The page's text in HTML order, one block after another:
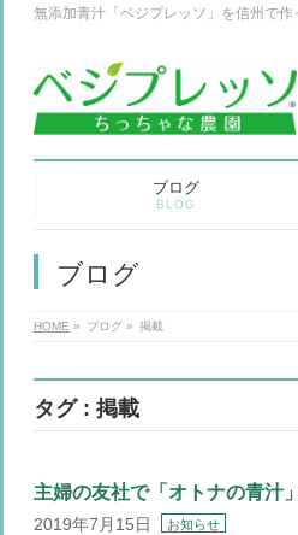
無添加青汁「ベジプレッソ」を信州で
ブログ
BLOG
ブログ
HOME » ブログ » 掲載
タグ : 掲載
主婦の友社で「オトナの青汁
2019年7月15日 お知らせ